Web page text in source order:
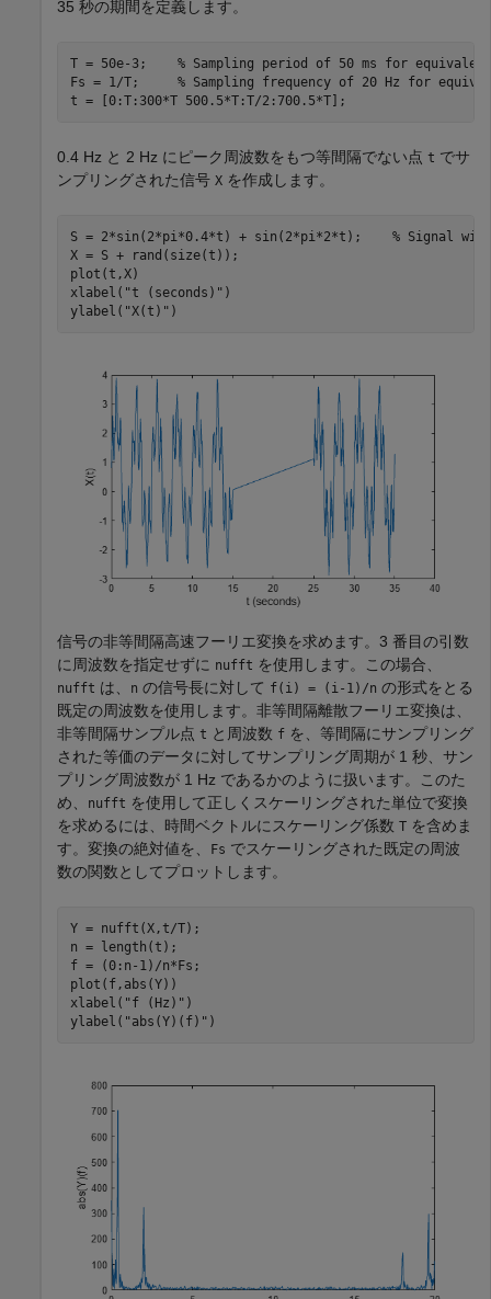
35 秒の期間を定義します。
T = 50e-3; % Sampling period of 50 ms for
Fs = 1/T; % Sampling frequency of 20 Hz for
t = [0:T:300*T 500.5*T:T/2:700.5*T];
0.4 Hz と 2 Hz にピーク周波数をもつ等間隔でない点 t でサ
ンプリングされた信号 X を作成します。
S = 2*sin(2*pi*0.4*t) + sin(2*pi*2*t); % Signal
X = S + rand(size(t));
plot(t,X)
xlabel( "t (seconds)" )
ylabel( "X(t)" )
信号の非等間隔高速フーリエ変換を求めます。3 番目の引数
に周波数を指定せずに nufft を使用します。この場合、
nufft は、 n の信号長に対して f(i) = (i-1)/n の形式をとる
既定の周波数を使用します。非等間隔離散フーリエ変換は、
非等間隔サンプル点 t と周波数 f を、等間隔にサンプリング
された等価のデータに対してサンプリング周期が 1 秒、サン
プリング周波数が 1 Hz であるかのように扱います。このた
め、
nufft を使用して正しくスケーリングされた単位で変換
を求めるには、時間ベクトルにスケーリング係数 T を含めま
す。変換の絶対値を、
Fs でスケーリングされた既定の周波
数の関数としてプロットします。
Y = nufft(X,t/T);
n = length(t);
f = (0:n-1)/n*Fs;
plot(f,abs(Y))
xlabel( "f (Hz)" )
ylabel( "abs(Y)(f)" )